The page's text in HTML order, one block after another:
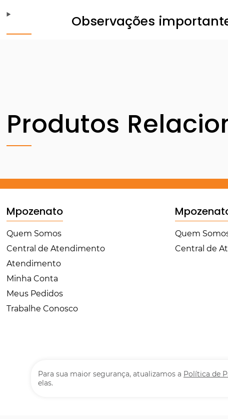
Para sua maior segurança, atualizamos a Política de
elas.
Observações
Produtos
Mpozenato
Quem Somos
Central de Atendimento
Atendimento
Minha Conta
Meus Pedidos
Trabalhe Conosco
Quem
Central de